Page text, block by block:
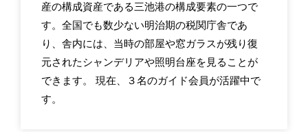
産の構成資産である三池港の構成要素の一つで
す。全国でも数少ない明治期の税関庁舎であ
り、舎内には、当時の部屋や窓ガラスが残り復
元されたシャンデリアや照明台座を見ることが
できます。 現在、３名のガイド会員が活躍中で
す。